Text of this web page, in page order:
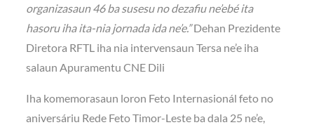
organizasaun 46 ba susesu no dezafiu ne’ebé ita
hasoru iha ita-nia jornada ida ne’e.”Dehan Prezidente
Diretora RFTL iha nia intervensaun Tersa ne’e iha
salaun Apuramentu CNE Dili
Iha komemorasaun loron Feto Internasionál feto no
aniversáriu Rede Feto Timor-Leste ba dala 25 ne’e,